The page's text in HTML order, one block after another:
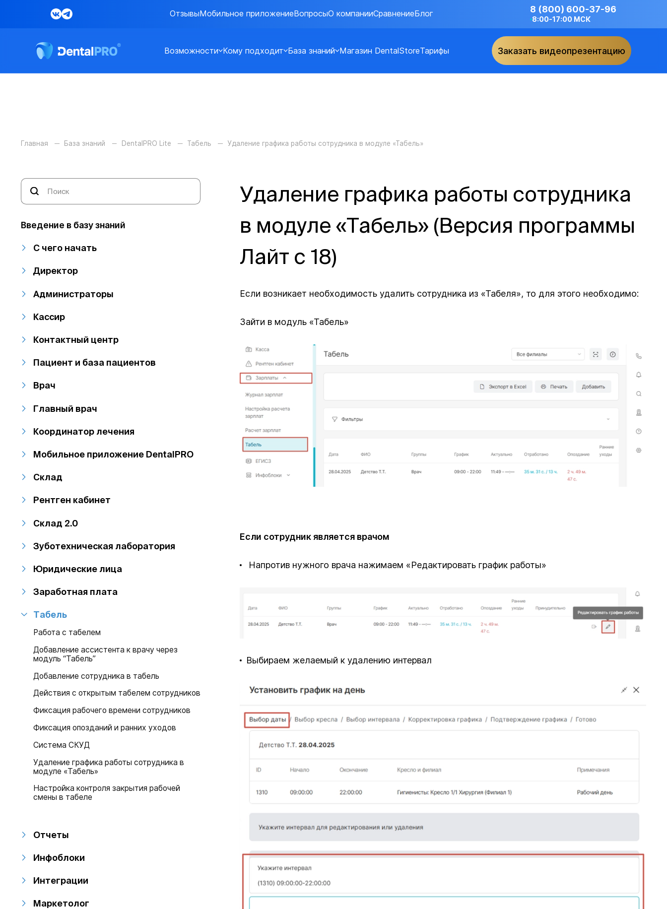
ОтзывыМобильное приложениеВопросыО компанииСравнениеБлог 8 (800) 600-37-96
8:00-17:00 МСК
Возможности Кому подходит База знаний Магазин DentalStoreТарифы Заказать видеопрезентацию
Главная База знаний DentalPRO Lite Табель Удаление графика работы сотрудника в модуле «Табель»
Введение в базу знаний
С чего начать
Директор
Администраторы
Кассир
Контактный центр
Пациент и база пациентов
Врач
Главный врач
Координатор лечения
Мобильное приложение DentalPRO
Склад
Рентген кабинет
Склад 2.0
Зуботехническая лаборатория
Юридические лица
Заработная плата
Табель
Работа с табелем
Добавление ассистента к врачу через
модуль “Табель”
Добавление сотрудника в табель
Действия с открытым табелем сотрудников
Фиксация рабочего времени сотрудников
Фиксация опозданий и ранних уходов
Система СКУД
Удаление графика работы сотрудника в
модуле «Табель»
Настройка контроля закрытия рабочей
смены в табеле
Отчеты
Инфоблоки
Интеграции
Маркетолог
Удаление графика работы сотрудника
в модуле «Табель» (Версия программы
Лайт с 18)
Если возникает необходимость удалить сотрудника из «Табеля», то для этого необходимо:
Зайти в модуль «Табель»
Если сотрудник является врачом
Напротив нужного врача нажимаем «Редактировать график работы»
Выбираем желаемый к удалению интервал